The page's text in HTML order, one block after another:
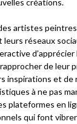
créations.
artistes
réseaux
d’apprécier
de leur
inspirations et de
à ne pas
plateformes en
qui font vibrer